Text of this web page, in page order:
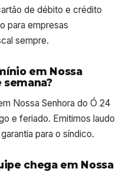
de débito e crédito
para empresas
sempre.
em Nossa
semana?
Nossa Senhora do Ó 24
e feriado. Emitimos laudo
para o síndico.
chega em Nossa